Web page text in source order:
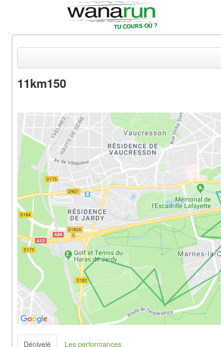
Equipements & Tests
Parcours & Courses
Outils & Réseaux
11km150
Dénivelé Les performances